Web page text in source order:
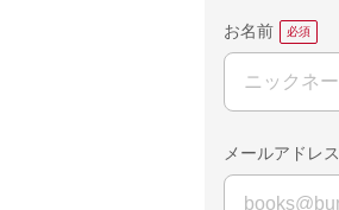
お名前
メールアドレス